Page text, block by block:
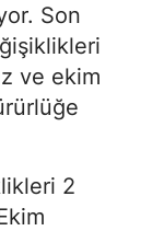
Son
ve ekim
2